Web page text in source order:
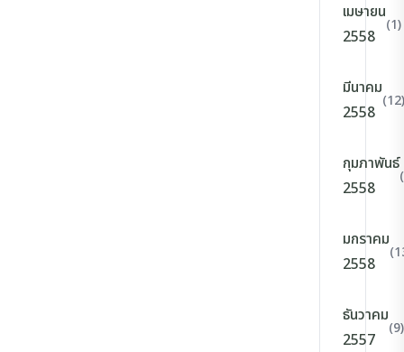
เมษายน
2558
(1)
มีนาคม
2558
(12)
กุมภาพันธ์
2558
มกราคม
2558
ธันวาคม
2557
(9)